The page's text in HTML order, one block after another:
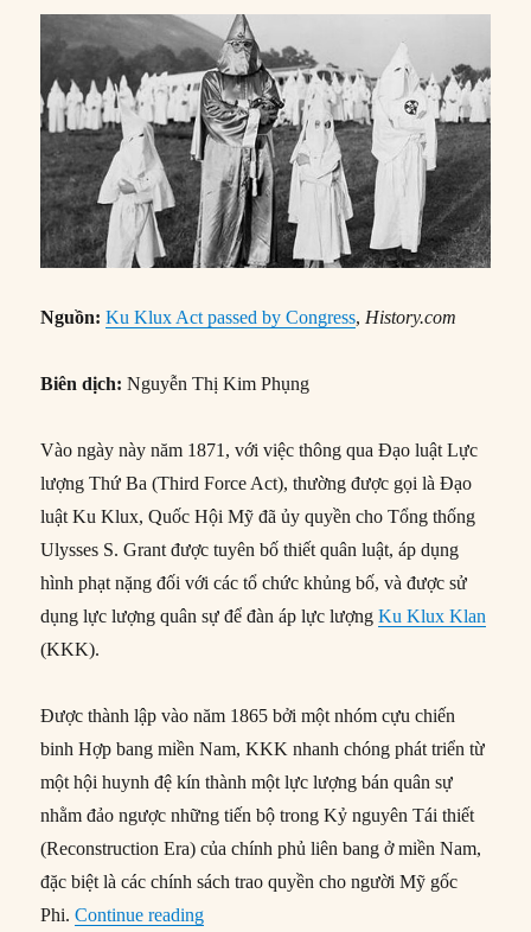
Nguồn: Ku Klux Act passed by Congress, History.com
Biên dịch: Nguyễn Thị Kim Phụng
Vào ngày này năm 1871, với việc thông qua Đạo luật Lực
lượng Thứ Ba (Third Force Act), thường được gọi là Đạo
luật Ku Klux, Quốc Hội Mỹ đã ủy quyền cho Tổng thống
Ulysses S. Grant được tuyên bố thiết quân luật, áp dụng
hình phạt nặng đối với các tổ chức khủng bố, và được sử
dụng lực lượng quân sự để đàn áp lực lượngKu Klux Klan
(KKK).
Được thành lập vào năm 1865 bởi một nhóm cựu chiến
binh Hợp bang miền Nam, KKK nhanh chóng phát triển từ
một hội huynh đệ kín thành một lực lượng bán quân sự
nhằm đảo ngược những tiến bộ trong Kỷ nguyên Tái thiết
(Reconstruction Era) của chính phủ liên bang ở miền Nam,
đặc biệt là các chính sách trao quyền cho người Mỹ gốc
Phi.Continue reading“20/04/1871: Đạo luật Ku Klux được